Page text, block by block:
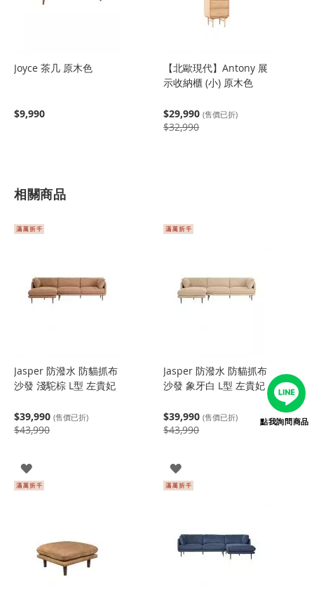
Joyce 茶几 原木色
$9,990
【北歐現代】Antony 展
示收納櫃 (小) 原木色
$29,990 (售價已折)
$32,990
相關商品
Jasper 防潑水 防貓抓布
沙發 淺駝棕 L型 左貴妃
$39,990 (售價已折)
$43,990
登
入
Jasper 防潑水 防貓抓布
沙發 象牙白 L型 左貴妃
$39,990 (售價已折)
$43,990
登
入
點我詢問商品